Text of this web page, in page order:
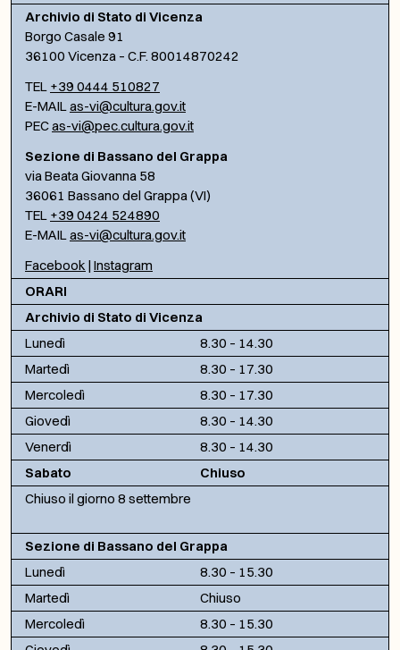
Archivio di Stato di Vicenza
Borgo Casale 91
36100 Vicenza – C.F. 80014870242
TEL +39 0444 510827
E-MAILas-vi@cultura.gov.it
PECas-vi@pec.cultura.gov.it
Sezione di Bassano del Grappa
via Beata Giovanna 58
36061 Bassano del Grappa (VI)
TEL +39 0424 524890
E-MAILas-vi@cultura.gov.it
Facebook | Instagram
ORARI
Archivio di Stato di Vicenza
Lunedì
8.30 – 14.30
Martedì
8.30 – 17.30
Mercoledì
8.30 – 17.30
Giovedì
8.30 – 14.30
Venerdì
8.30 – 14.30
Sabato
Chiuso
Chiuso il giorno 8 settembre
Sezione di Bassano del Grappa
Lunedì
8.30 – 15.30
Martedì
Chiuso
Mercoledì
8.30 – 15.30